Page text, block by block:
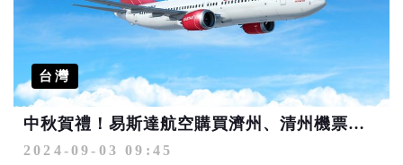
台灣
中秋賀禮！易斯達航空購買濟州、清州機票贈送飯店住宿券
2024-09-03 09:45